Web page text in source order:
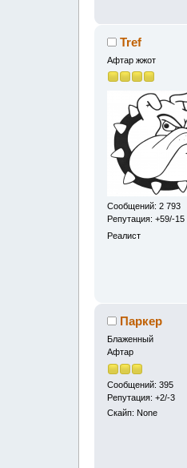
Tref
Афтар жжот
Сообщений: 2 793
Репутация: +59/-15
Реалист
Паркер
Блаженный
Афтар
Сообщений: 395
Репутация: +2/-3
Скайп: None